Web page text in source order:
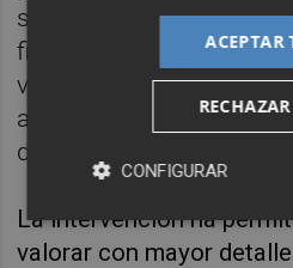
sustituyeron los
finales del siglo XIX, así
viguetas de hormigón y
a las actuaciones de
de siglo XX.
La intervención ha
valorar con mayor
ACEPTAR
CONFIGURAR